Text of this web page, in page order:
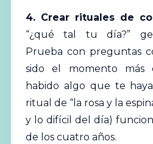
4. Crear rituales de
“¿qué tal tu día?”
Prueba con preguntas
sido el momento más
habido algo que te
ritual de “la rosa y la
y lo difícil del día)
de los cuatro años.